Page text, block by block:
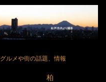
ルメや街の話題、情報
柏